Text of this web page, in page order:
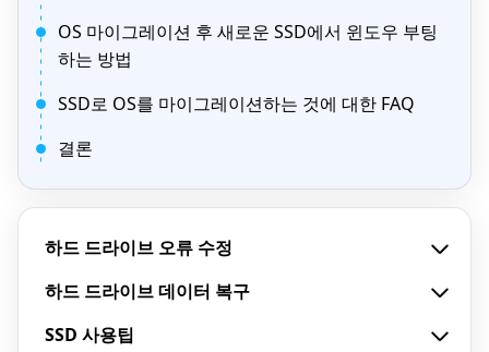
OS 마이그레이션 후 새로운 SSD에서 윈도우 부팅
하는 방법
SSD로 OS를 마이그레이션하는 것에 대한 FAQ
결론
하드 드라이브 오류 수정
하드 드라이브 데이터 복구
SSD 사용팁